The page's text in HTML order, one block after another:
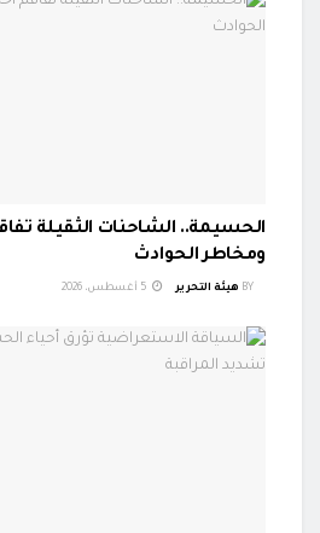
الحسيمة.. الشاحنات الثقيلة
ومخاطر الحوادث
BY هيئة التحرير